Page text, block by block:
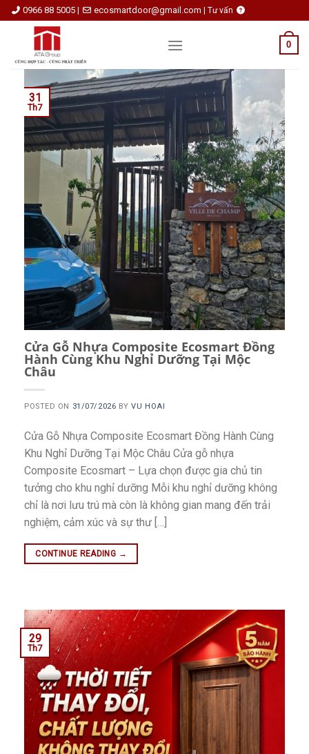
Skip
to
0966 88 5005 | ecosmartdoor@gmail.com | Tư vấn
0
Cửa Gỗ Nhựa Composite Ecosmart Đồng
Hành Cùng Khu Nghỉ Dưỡng Tại Mộc
Châu
POSTED ON 31/07/2026 BYVU HOAI
31
Th7
Cửa Gỗ Nhựa Composite Ecosmart Đồng Hành Cùng
Khu Nghỉ Dưỡng Tại Mộc Châu Cửa gỗ nhựa
Composite Ecosmart – Lựa chọn được gia chủ tin
tưởng cho khu nghỉ dưỡng Mỗi khu nghỉ dưỡng không
chỉ là nơi lưu trú mà còn là không gian mang đến trải
nghiệm, cảm xúc và sự thư […]
CONTINUE READING →
29
Th7